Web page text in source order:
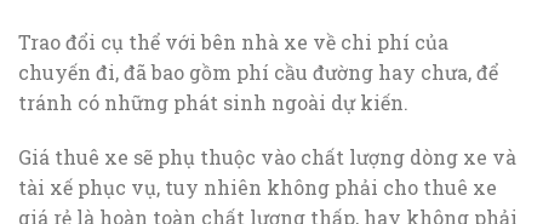
Trao đổi cụ thể với bên nhà xe về chi phí của
chuyến đi, đã bao gồm phí cầu đường hay chưa, để
tránh có những phát sinh ngoài dự kiến.
Giá thuê xe sẽ phụ thuộc vào chất lượng dòng xe và
tài xế phục vụ, tuy nhiên không phải cho thuê xe
giá rẻ là hoàn toàn chất lượng thấp, hay không phải